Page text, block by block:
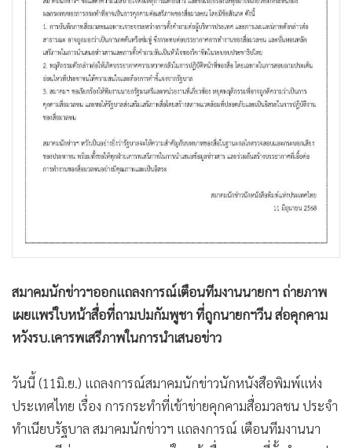
ชุมชน-คุณภาพชีวิต
อาชญากรรม
Motoring
เกม
วิทยาศาสตร์
SMEs
หุ้น
อินโดจีน
กองทุนรวม
Celeb Online
• Factcheck
• News1
Gotomanager
สมาคมนักข่าวฯออกแถลงการณ์เตือนทีมงานนายกฯ ถ่ายภาพ
เผยแพร่ใบหน้าสื่อที่ถามปมกัมพูชา ที่ถูกนายกฯวีน ส่อคุกคาม
หวังรบ.เคารพเสรีภาพในการนำเสนอข่าว
วันนี้ (11มิ.ย.) แถลงการณ์สมาคมนักข่าวนักหนังสือพิมพ์แห่ง
ประเทศไทย เรื่อง การกระทำที่เข้าข่ายคุกคามสื่อมวลชน ประจำ
ทำเนียบรัฐบาล สมาคมนักข่าวฯ แถลงการณ์ เตือนทีมงานนา